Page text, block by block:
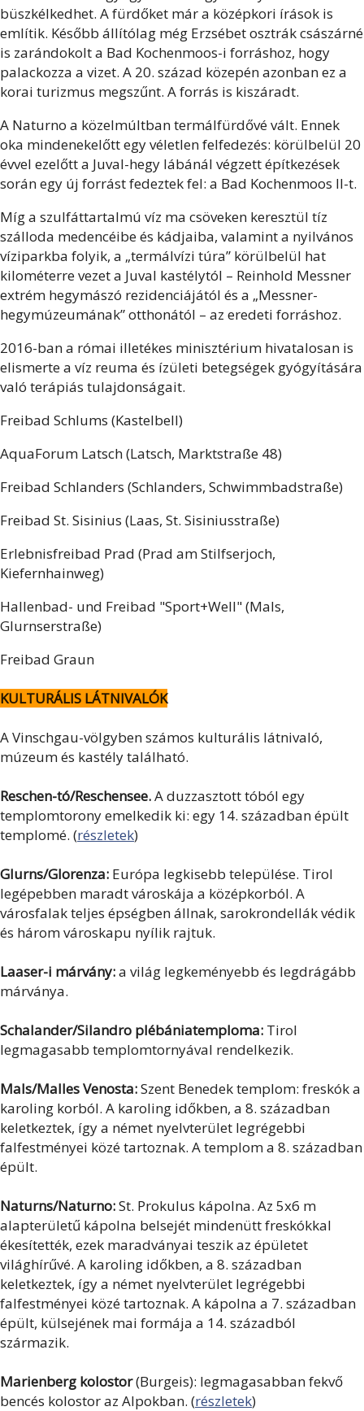
büszkélkedhet. A fürdőket már a középkori írások is
említik. Később állítólag még Erzsébet osztrák császárné
is zarándokolt a Bad Kochenmoos-i forráshoz, hogy
palackozza a vizet. A 20. század közepén azonban ez a
korai turizmus megszűnt. A forrás is kiszáradt.
A Naturno a közelmúltban termálfürdővé vált. Ennek
oka mindenekelőtt egy véletlen felfedezés: körülbelül 20
évvel ezelőtt a Juval-hegy lábánál végzett építkezések
során egy új forrást fedeztek fel: a Bad Kochenmoos II-t.
Míg a szulfáttartalmú víz ma csöveken keresztül tíz
szálloda medencéibe és kádjaiba, valamint a nyilvános
víziparkba folyik, a „termálvízi túra” körülbelül hat
kilométerre vezet a Juval kastélytól – Reinhold Messner
extrém hegymászó rezidenciájától és a „Messner-
hegymúzeumának” otthonától – az eredeti forráshoz.
2016-ban a római illetékes minisztérium hivatalosan is
elismerte a víz reuma és ízületi betegségek gyógyítására
való terápiás tulajdonságait.
Freibad Schlums (Kastelbell)
AquaForum Latsch (Latsch, Marktstraße 48)
Freibad Schlanders (Schlanders, Schwimmbadstraße)
Freibad St. Sisinius (Laas, St. Sisiniusstraße)
Erlebnisfreibad Prad (Prad am Stilfserjoch,
Kiefernhainweg)
Hallenbad- und Freibad "Sport+Well" (Mals,
Glurnserstraße)
Freibad Graun
KULTURÁLIS LÁTNIVALÓK
A Vinschgau-völgyben számos kulturális látnivaló,
múzeum és kastély található.
Reschen-tó/Reschensee.A duzzasztott tóból egy
templomtorony emelkedik ki: egy 14. században épült
templomé. (részletek)
Glurns/Glorenza: Európa legkisebb települése. Tirol
legépebben maradt városkája a középkorból. A
városfalak teljes épségben állnak, sarokrondellák védik
és három városkapu nyílik rajtuk.
Laaser-i márvány:a világ legkeményebb és legdrágább
márványa.
Schalander/Silandro plébániatemploma: Tirol
legmagasabb templomtornyával rendelkezik.
Mals/Malles Venosta:Szent Benedek templom: freskók a
karoling korból. A karoling időkben, a 8. században
keletkeztek, így a német nyelvterület legrégebbi
falfestményei közé tartoznak. A templom a 8. században
épült.
Naturns/Naturno:St. Prokulus kápolna. Az 5x6 m
alapterületű kápolna belsejét mindenütt freskókkal
ékesítették, ezek maradványai teszik az épületet
világhírűvé. A karoling időkben, a 8. században
keletkeztek, így a német nyelvterület legrégebbi
falfestményei közé tartoznak. A kápolna a 7. században
épült, külsejének mai formája a 14. századból
származik.
Marienberg kolostor(Burgeis): legmagasabban fekvő
bencés kolostor az Alpokban. (részletek)